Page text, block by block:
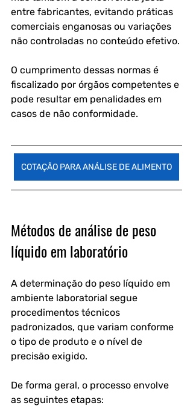
entre fabricantes, evitando práticas
comerciais enganosas ou variações
não controladas no conteúdo efetivo.
O cumprimento dessas normas é
fiscalizado por órgãos competentes e
pode resultar em penalidades em
casos de não conformidade.
COTAÇÃO PARA ANÁLISE DE ALIMENTO
Métodos de análise de peso
líquido em laboratório
A determinação do peso líquido em
ambiente laboratorial segue
procedimentos técnicos
padronizados, que variam conforme
o tipo de produto e o nível de
precisão exigido.
De forma geral, o processo envolve
as seguintes etapas: